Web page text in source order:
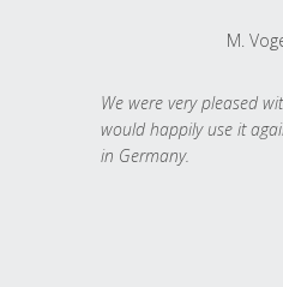
M.
We were very pleased
would happily use it
in Germany.